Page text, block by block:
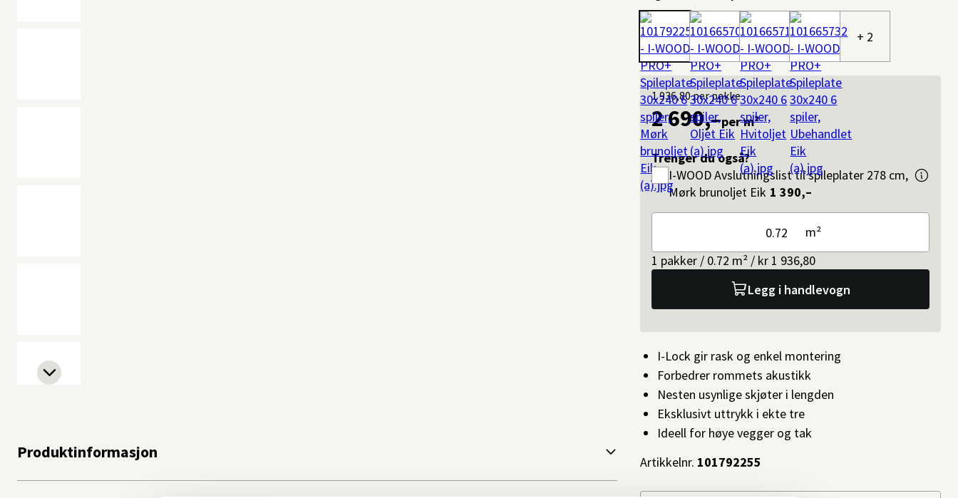
+ 2
1 936,80per pakke
2 690,–per m²
Trenger du også?
I-WOODAvslutningslist til spileplater 278 cm,
Mørk brunoljet Eik 1 390,–
m²
1 pakker / 0.72 m² / kr 1 936,80
Legg i handlevogn
I-Lock gir rask og enkel montering
Forbedrer rommets akustikk
Nesten usynlige skjøter i lengden
Eksklusivt uttrykk i ekte tre
Ideell for høye vegger og tak
Artikkelnr. 101792255
Produktinformasjon